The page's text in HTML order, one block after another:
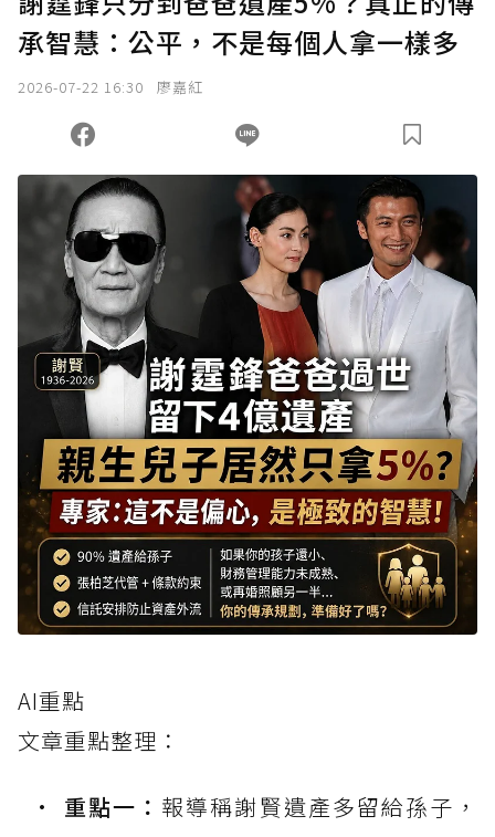
承智慧：公平，不是每個人拿一樣多
2026-07-22 16:30 廖嘉紅
AI重點
文章重點整理：
重點一： 報導稱謝賢遺產多留給孫子，